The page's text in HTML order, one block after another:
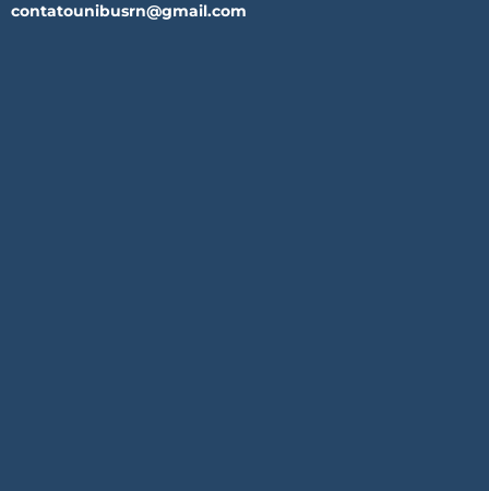
contatounibusrn@gmail.com